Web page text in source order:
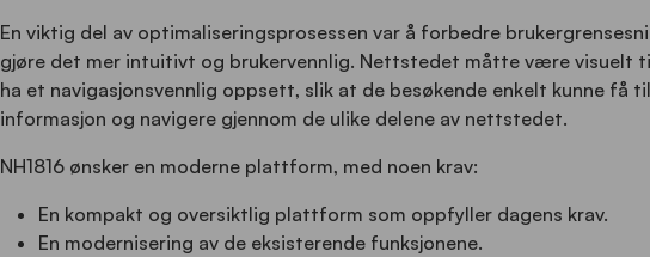
En viktig del av optimaliseringsprosessen var å forbedre
gjøre det mer intuitivt og brukervennlig. Nettstedet måtte være visuelt
ha et navigasjonsvennlig oppsett, slik at de besøkende enkelt kunne få
informasjon og navigere gjennom de ulike delene av nettstedet.
NH1816 ønsker en moderne plattform, med noen krav:
En kompakt og oversiktlig plattform som oppfyller dagens krav.
En modernisering av de eksisterende funksjonene.